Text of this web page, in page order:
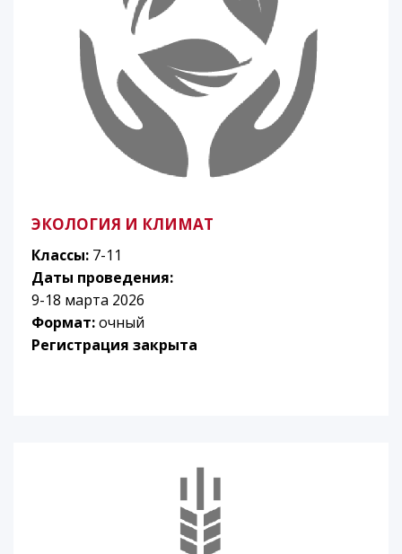
ЭКОЛОГИЯ И КЛИМАТ
Классы: 7-11
Даты проведения:
9-18 марта 2026
Формат:очный
Регистрация закрыта